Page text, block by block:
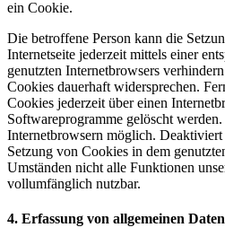
ein Cookie.
Die betroffene Person kann die
Internetseite jederzeit mittels einer
genutzten Internetbrowsers
Cookies dauerhaft widersprechen.
Cookies jederzeit über einen
Softwareprogramme gelöscht
Internetbrowsern möglich.
Setzung von Cookies in dem
Umständen nicht alle Funktionen
vollumfänglich nutzbar.
4. Erfassung von allgemeinen